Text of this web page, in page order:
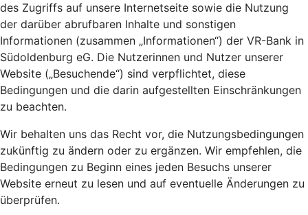
des Zugriffs auf unsere Internetseite sowie die Nutzung
der darüber abrufbaren Inhalte und sonstigen
Informationen (zusammen „Informationen“) der VR-Bank in
Südoldenburg eG. Die Nutzerinnen und Nutzer unserer
Website („Besuchende“) sind verpflichtet, diese
Bedingungen und die darin aufgestellten Einschränkungen
zu beachten.
Wir behalten uns das Recht vor, die Nutzungsbedingungen
zukünftig zu ändern oder zu ergänzen. Wir empfehlen, die
Bedingungen zu Beginn eines jeden Besuchs unserer
Website erneut zu lesen und auf eventuelle Änderungen zu
überprüfen.